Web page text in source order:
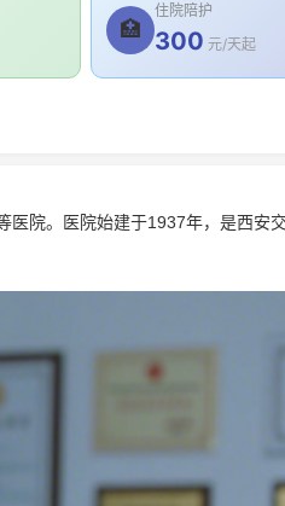
🏥
住院陪护
300 元/天起
院。医院始建于1937年，是西安